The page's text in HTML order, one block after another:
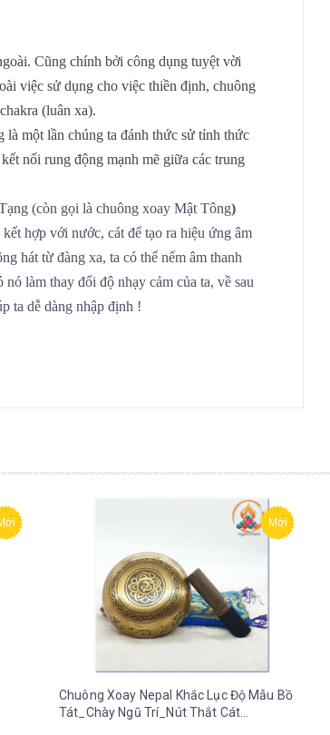
Cũng chính bởi công dụng tuyệt vời
việc sử dụng cho việc thiền định, chuông
(luân xa).
một lần chúng ta đánh thức sử tỉnh thức
nối rung động mạnh mẽ giữa các trung
(còn gọi là chuông xoay Mật Tông)
hợp với nước, cát để tạo ra hiệu ứng âm
hát từ đàng xa, ta có thể nếm âm thanh
làm thay đổi độ nhạy cảm của ta, về sau
ta dễ dàng nhập định !
Mới
Chuông Xoay Nepal Khắc Lục Độ Mẫu Bồ
Tát_Chày Ngũ Trí_Nút Thắt Cát